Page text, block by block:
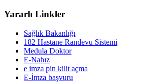
Yararlı Linkler
Sağlık Bakanlığı
182 Hastane Randevu Sistemi
Medula Doktor
E-Nabız
e imza pin kilit açma
E-İmza başvuru